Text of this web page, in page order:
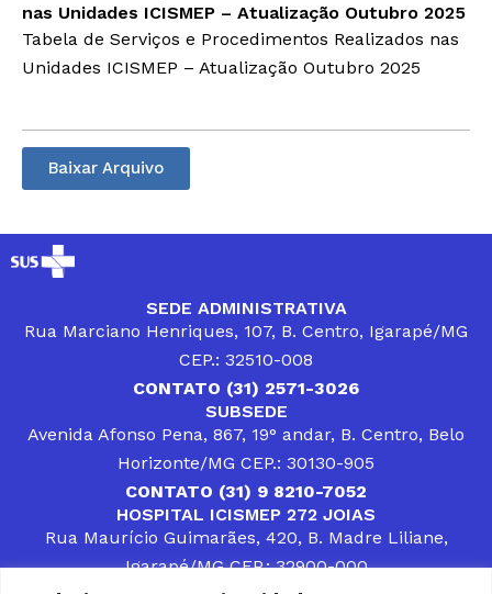
nas Unidades ICISMEP – Atualização Outubro 2025
Tabela de Serviços e Procedimentos Realizados nas
Unidades ICISMEP – Atualização Outubro 2025
Baixar Arquivo
SEDE ADMINISTRATIVA
Rua Marciano Henriques, 107, B. Centro, Igarapé/MG
CEP.: 32510-008
CONTATO (31) 2571-3026
SUBSEDE
Avenida Afonso Pena, 867, 19° andar, B. Centro, Belo
Horizonte/MG CEP.: 30130-905
CONTATO (31) 9 8210-7052
HOSPITAL ICISMEP 272 JOIAS
Rua Maurício Guimarães, 420, B. Madre Liliane,
Igarapé/MG CEP.: 32900-000